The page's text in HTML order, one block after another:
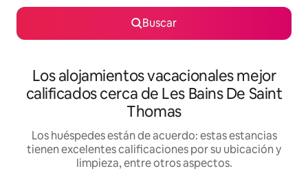
Buscar
Los alojamientos vacacionales mejor
calificados cerca de Les Bains De Saint
Thomas
Los huéspedes están de acuerdo: estas estancias
tienen excelentes calificaciones por su ubicación y
limpieza, entre otros aspectos.